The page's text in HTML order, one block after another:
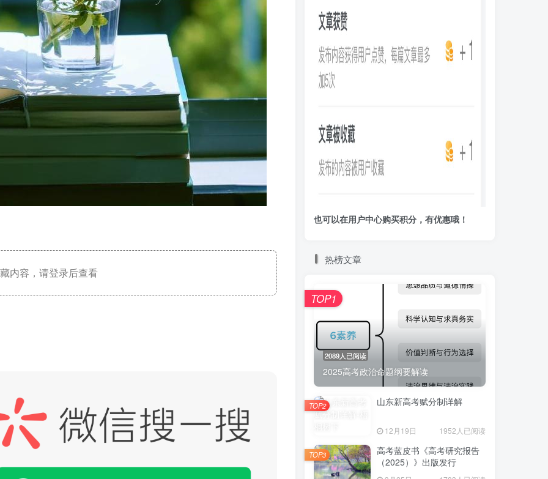
内容，请登录后查看
也可以在用户中心购买积分，有优惠哦！
热榜文章
2089人已阅读
2025高考政治命题纲要解读
TOP1
山东新高考赋分制详解
12月19日 1952人已阅读
TOP2
高考蓝皮书《高考研究报告
（2025）》出版发行
TOP3